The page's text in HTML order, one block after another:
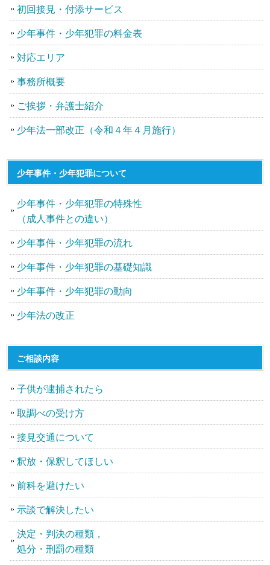
初回接見・付添サービス
少年事件・少年犯罪の料金表
対応エリア
事務所概要
ご挨拶・弁護士紹介
少年法一部改正（令和４年４月施行）
少年事件・少年犯罪について
少年事件・少年犯罪の特殊性
（成人事件との違い）
少年事件・少年犯罪の流れ
少年事件・少年犯罪の基礎知識
少年事件・少年犯罪の動向
少年法の改正
ご相談内容
子供が逮捕されたら
取調べの受け方
接見交通について
釈放・保釈してほしい
前科を避けたい
示談で解決したい
決定・判決の種類，
処分・刑罰の種類